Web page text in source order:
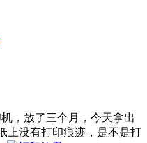
，放了三个月，今天拿出
上没有打印痕迹，是不是打